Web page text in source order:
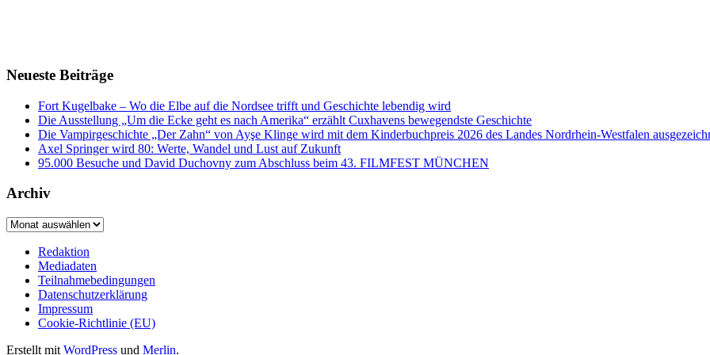
Neueste Beiträge
Fort Kugelbake – Wo die Elbe auf die Nordsee trifft und Geschichte lebendig wird
Die Ausstellung „Um die Ecke geht es nach Amerika“ erzählt Cuxhavens bewegendste Geschichte
Die Vampirgeschichte „Der Zahn“ von Ayşe Klinge wird mit dem Kinderbuchpreis 2026 des Landes Nordrhein-Westfalen
Axel Springer wird 80: Werte, Wandel und Lust auf Zukunft
95.000 Besuche und David Duchovny zum Abschluss beim 43. FILMFEST MÜNCHEN
Archiv
Archiv
Redaktion
Mediadaten
Teilnahmebedingungen
Datenschutzerklärung
Impressum
Cookie-Richtlinie (EU)
Erstellt mit WordPress und Merlin.